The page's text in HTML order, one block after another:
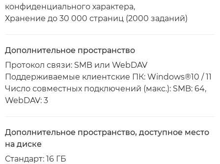
конфиденциального характера,
Хранение до 30 000 страниц (2000 заданий)
Дополнительное пространство
Протокол связи: SMB или WebDAV
Поддерживаемые клиентские ПК: Windows®10 / 11
Число совместных подключений (макс.): SMB: 64,
WebDAV: 3
Дополнительное пространство, доступное место
на диске
Стандарт: 16 ГБ